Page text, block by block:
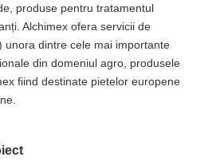
produse pentru tratamentul
Alchimex ofera servicii de
unora dintre cele mai importante
din domeniul agro, produsele
fiind destinate pietelor europene